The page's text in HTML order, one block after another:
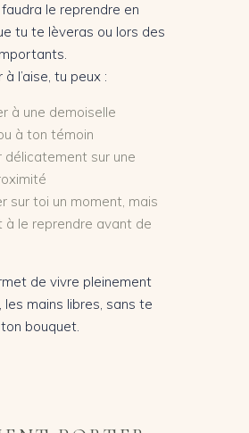
faudra le reprendre en
tu te lèveras ou lors des
l’aise, tu peux :
à une demoiselle
à ton témoin
délicatement sur une
sur toi un moment, mais
à le reprendre avant de
de vivre pleinement
les mains libres, sans te
bouquet.